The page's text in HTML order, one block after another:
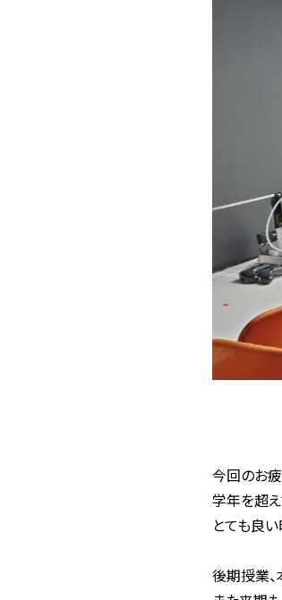
今回のお
学年を超
とても良
後期授業、